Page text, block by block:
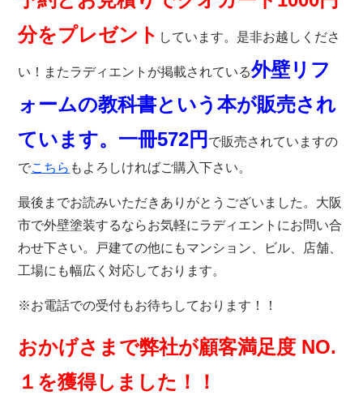
分をプレゼント しています。是非お越しくださ
い！またラディ エントが掲載されている外壁リフ
ォームの教科書という本が販売され
ています。一冊572円 で販売されていますの
でこちら もよろしければご購入下さい。
最後までお読みいただきありがとうございました。大阪
市で外壁塗装するならお気軽にラディエントにお問い合
わせ下さい。戸建ての他にもマンション、ビル、店舗、
工場にも幅広く対応しております。
※お電話での受付もお待ちしております！！
おかげさまで弊社が顧客満足度 NO.
１を獲得しました！！